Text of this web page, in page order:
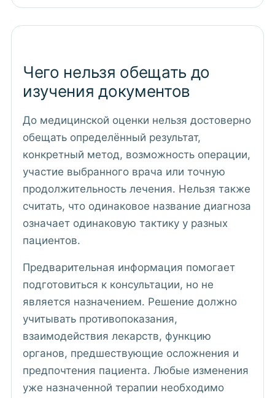
Чего нельзя обещать до
изучения документов
До медицинской оценки нельзя достоверно
обещать определённый результат,
конкретный метод, возможность операции,
участие выбранного врача или точную
продолжительность лечения. Нельзя также
считать, что одинаковое название диагноза
означает одинаковую тактику у разных
пациентов.
Предварительная информация помогает
подготовиться к консультации, но не
является назначением. Решение должно
учитывать противопоказания,
взаимодействия лекарств, функцию
органов, предшествующие осложнения и
предпочтения пациента. Любые изменения
уже назначенной терапии необходимо